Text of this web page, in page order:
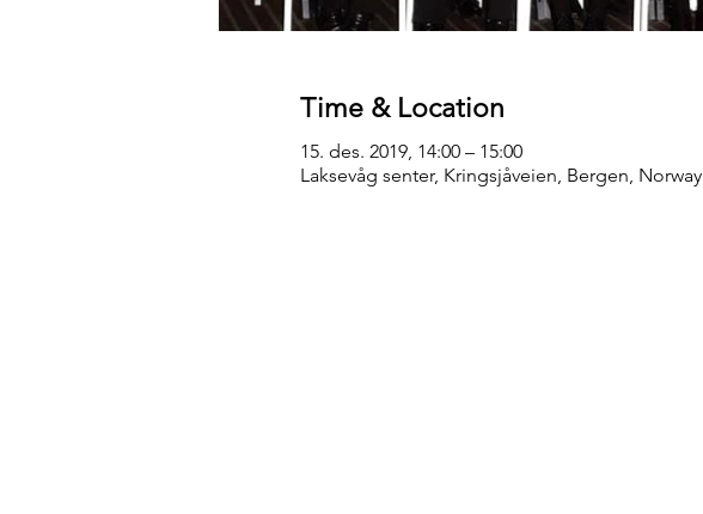
Time & Location
15. des. 2019, 14:00 – 15:00
Laksevåg senter, Kringsjåveien, Bergen, Norway